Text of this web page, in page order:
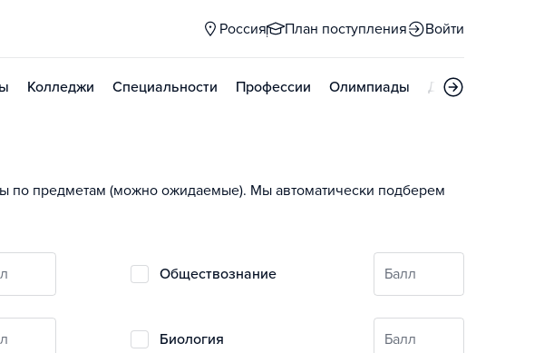
Россия План поступления Войти
Колледжи Специальности Профессии Олимпиады Дни открытых
по предметам (можно ожидаемые). Мы автоматически подберем
обществознание Балл
биология Балл